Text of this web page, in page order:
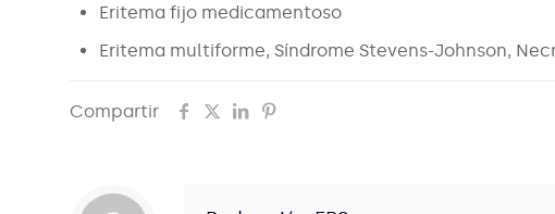
Eritema fijo medicamentoso
Eritema multiforme, Síndrome Stevens-Johnson,
Compartir